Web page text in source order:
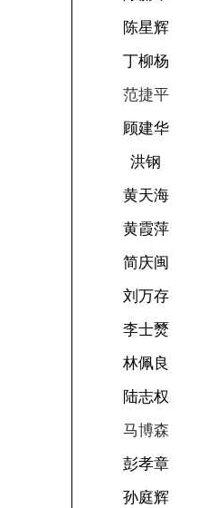
陈星辉
丁柳杨
范捷平
顾建华
洪钢
黄天海
黄霞萍
简庆闽
刘万存
李士燹
林佩良
陆志权
马博森
彭孝章
孙庭辉